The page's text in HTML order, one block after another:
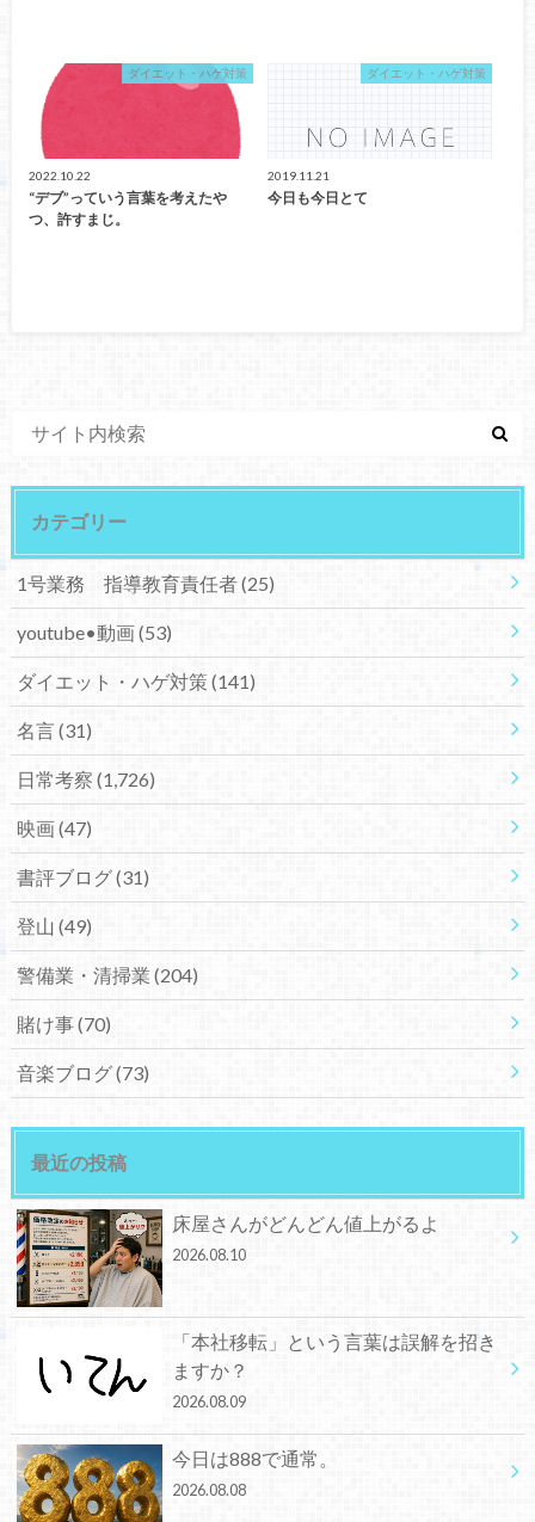
ダイエット・ハゲ対策
2022.10.22
“デブ”っていう言葉を考えたや
つ、許すまじ。
ダイエット・ハゲ対策
2019.11.21
今日も今日とて
カテゴリー
1号業務 指導教育責任者(25)
youtube•動画(53)
ダイエット・ハゲ対策(141)
名言(31)
日常考察 (1,726)
映画(47)
書評ブログ(31)
登山 (49)
警備業・清掃業 (204)
賭け事(70)
音楽ブログ(73)
最近の投稿
床屋さんがどんどん値上がるよ
2026.08.10
「本社移転」という言葉は誤解を招き
ますか？
2026.08.09
今日は888で通常。
2026.08.08